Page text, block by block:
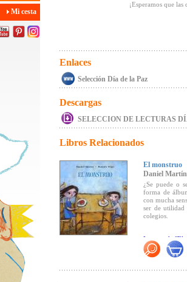
Mi cesta
¡Esperamos que
Enlaces
Selección Día de la Paz
Descargas
SELECCION DE LECTURAS
Libros Relacionados
El monstruo
Daniel Martín
¿Se puede o
forma de
con mucha
ser de utilidad
colegios.
Lectura de "El